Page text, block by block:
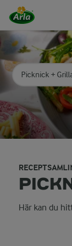
Sök på kategori
Skriv in sökord
Här kan du